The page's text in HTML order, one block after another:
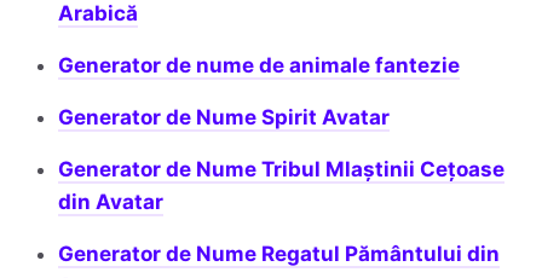
Arabică
Generator de nume de animale fantezie
Generator de Nume Spirit Avatar
Generator de Nume Tribul Mlaștinii Cețoase
din Avatar
Generator de Nume Regatul Pământului din